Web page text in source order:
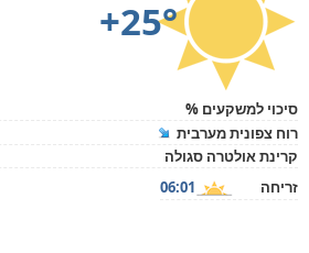
+25°
סיכוי למשקעים %
רוח צפונית מערבית
קרינת אולטרה סגולה
זריחה
06:01